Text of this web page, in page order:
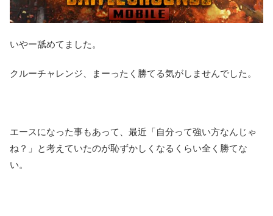
いやー舐めてました。
クルーチャレンジ、まーったく勝てる気がしませんでした。
エースになった事もあって、最近「自分って強い方なんじゃ
ね？」と考えていたのが恥ずかしくなるくらい全く勝てな
い。